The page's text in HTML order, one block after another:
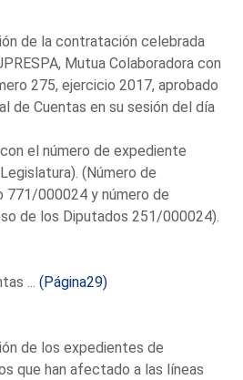
de la contratación celebrada
Mutua Colaboradora con
275, ejercicio 2017, aprobado
de Cuentas en su sesión del día
el número de expediente
(Número de
771/000024 y número de
de los Diputados 251/000024).
...(Página29)
de los expedientes de
que han afectado a las líneas